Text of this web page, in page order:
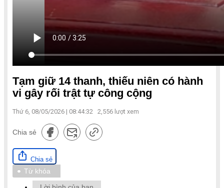
Tạm giữ 14 thanh, thiếu niên có hành
vi gây rối trật tự công cộng
Thứ 6, 08/05/2026 | 08:44:32 2,556 lượt xem
Chia sẻ
Chia sẻ
Từ khóa